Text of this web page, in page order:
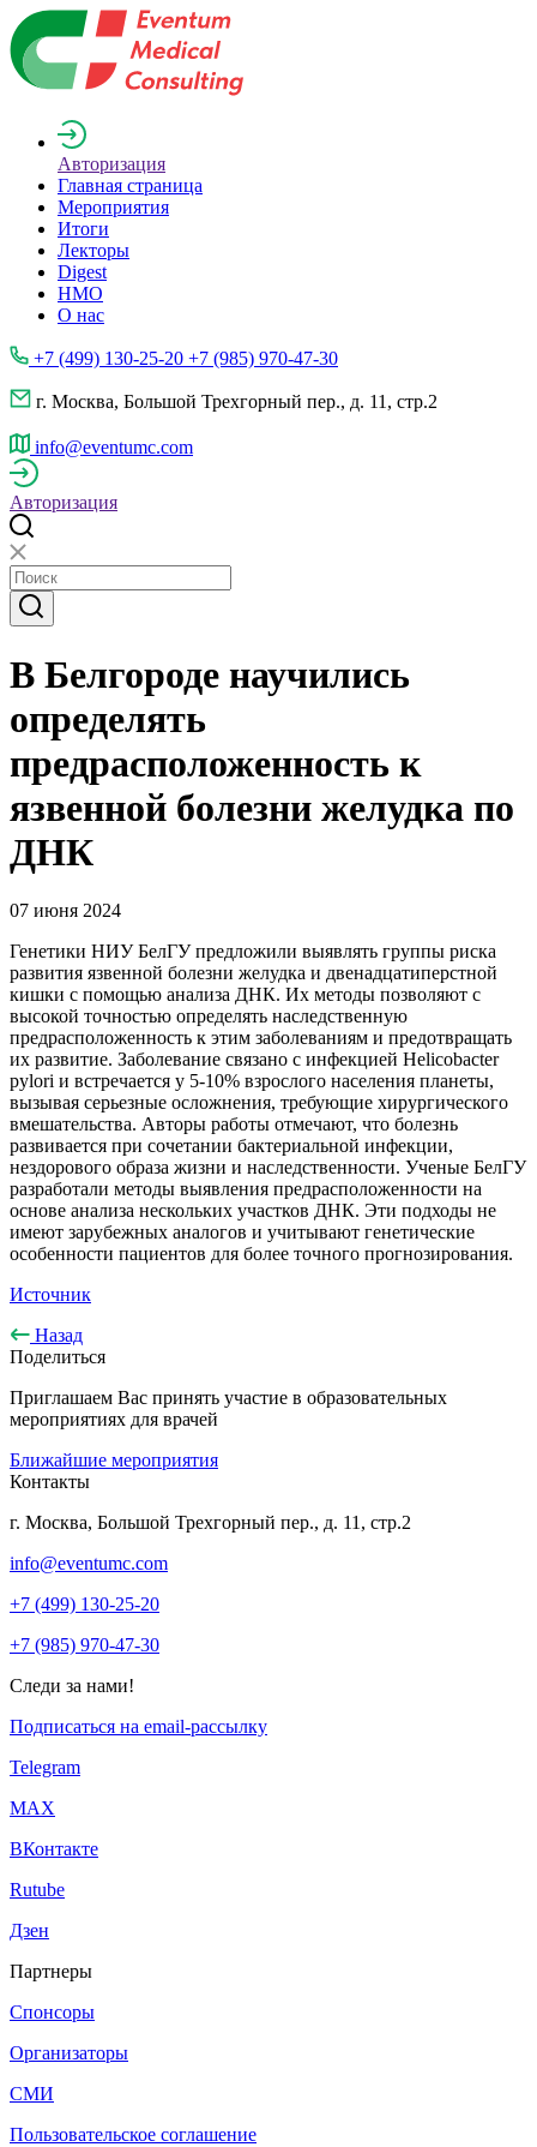
Авторизация
Главная страница
Мероприятия
Итоги
Лекторы
Digest
НМО
О нас
+7 (499) 130-25-20 +7 (985) 970-47-30
г. Москва, Большой Трехгорный пер., д. 11, стр.2
info@eventumc.com
Авторизация
В Белгороде научились
определять
предрасположенность к
язвенной болезни желудка по
ДНК
07 июня 2024
Генетики НИУ БелГУ предложили выявлять группы риска
развития язвенной болезни желудка и двенадцатиперстной
кишки с помощью анализа ДНК. Их методы позволяют с
высокой точностью определять наследственную
предрасположенность к этим заболеваниям и предотвращать
их развитие. Заболевание связано с инфекцией Helicobacter
pylori и встречается у 5-10% взрослого населения планеты,
вызывая серьезные осложнения, требующие хирургического
вмешательства. Авторы работы отмечают, что болезнь
развивается при сочетании бактериальной инфекции,
нездорового образа жизни и наследственности. Ученые БелГУ
разработали методы выявления предрасположенности на
основе анализа нескольких участков ДНК. Эти подходы не
имеют зарубежных аналогов и учитывают генетические
особенности пациентов для более точного прогнозирования.
Источник
Назад
Поделиться
Приглашаем Вас принять участие в образовательных
мероприятиях для врачей
Ближайшие мероприятия
Контакты
г. Москва, Большой Трехгорный пер., д. 11, стр.2
info@eventumc.com
+7 (499) 130-25-20
+7 (985) 970-47-30
Следи за нами!
Подписаться на email-рассылку
Telegram
МАХ
ВКонтакте
Rutube
Дзен
Партнеры
Спонсоры
Организаторы
СМИ
Пользовательское соглашение